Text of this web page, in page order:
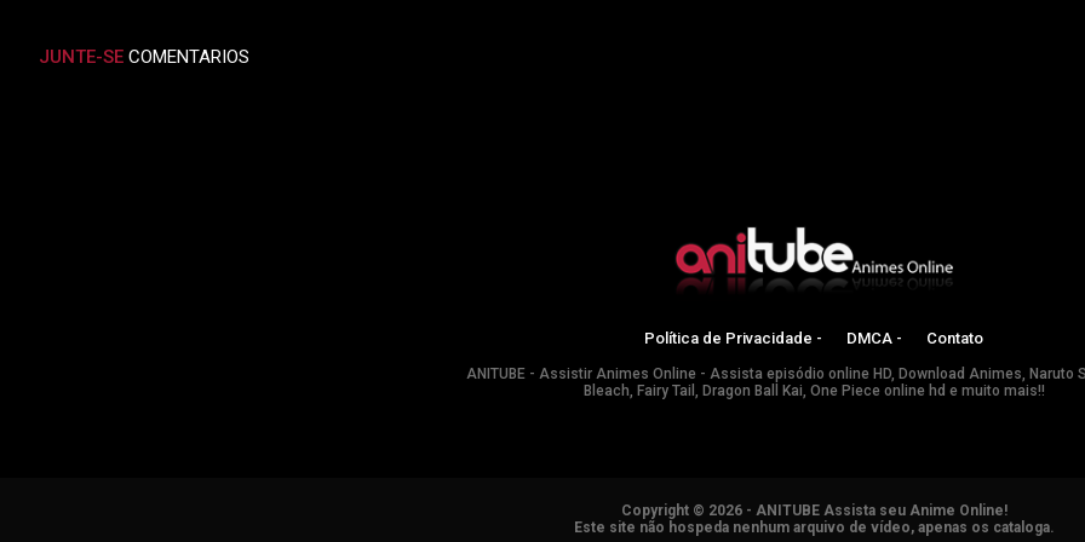
JUNTE-SE COMENTARIOS
Política de Privacidade - DMCA - Contato
ANITUBE - Assistir Animes Online - Assista episódio online HD, Download Animes, Naruto
Bleach, Fairy Tail, Dragon Ball Kai, One Piece online hd e muito mais!!
Copyright © 2026 - ANITUBE Assista seu Anime Online!
Este site não hospeda nenhum arquivo de vídeo, apenas os cataloga.